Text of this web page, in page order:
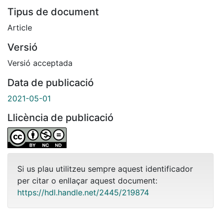
Tipus de document
Article
Versió
Versió acceptada
Data de publicació
2021-05-01
Llicència de publicació
Si us plau utilitzeu sempre aquest identificador
per citar o enllaçar aquest document:
https://hdl.handle.net/2445/219874